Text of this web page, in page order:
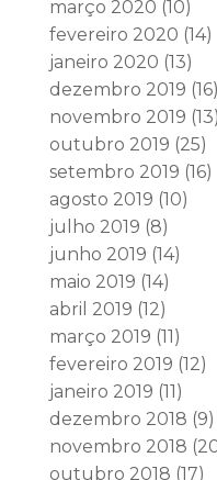
março 2020 (10)
fevereiro 2020 (14)
janeiro 2020 (13)
dezembro 2019 (16)
novembro 2019 (13)
outubro 2019 (25)
setembro 2019 (16)
agosto 2019 (10)
julho 2019 (8)
junho 2019 (14)
maio 2019 (14)
abril 2019 (12)
março 2019 (11)
fevereiro 2019 (12)
janeiro 2019 (11)
dezembro 2018 (9)
novembro 2018
outubro 2018 (17)